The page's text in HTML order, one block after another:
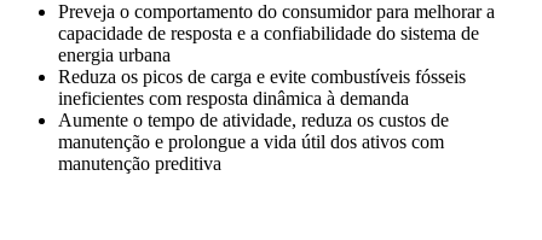
Preveja o comportamento do consumidor para melhorar a
capacidade de resposta e a confiabilidade do sistema de
energia urbana
Reduza os picos de carga e evite combustíveis fósseis
ineficientes com resposta dinâmica à demanda
Aumente o tempo de atividade, reduza os custos de
manutenção e prolongue a vida útil dos ativos com
manutenção preditiva